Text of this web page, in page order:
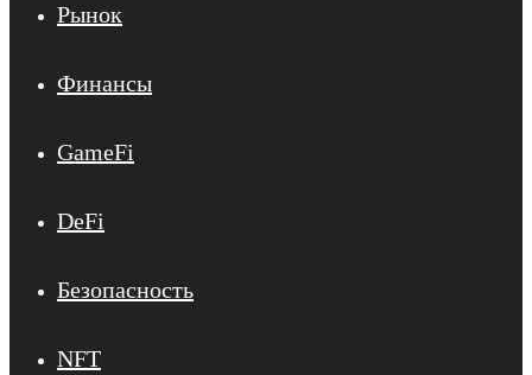
Рынок
Финансы
GameFi
DeFi
Безопасность
NFT